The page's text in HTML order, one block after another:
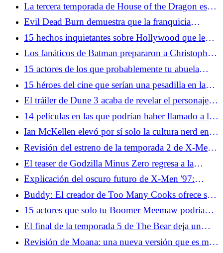
La tercera temporada de House of the Dragon es
terapéutica para los fanáticos de Game of Thrones
Evil Dead Burn demuestra que la franquicia
necesita más comedia
15 hechos inquietantes sobre Hollywood que le
recordarán su pasado cuestionable
Los fanáticos de Batman prepararon a Christopher
Nolan para las críticas a La Odisea
15 actores de los que probablemente tu abuela
estaba enamorada
15 héroes del cine que serían una pesadilla en la
vida real
El tráiler de Dune 3 acaba de revelar el personaje
más importante de la franquicia
14 películas en las que podrían haber llamado a la
policía
Ian McKellen elevó por sí solo la cultura nerd en la
década de 2000
Revisión del estreno de la temporada 2 de X-Men
'97: regreso al pasado, pero también al futuro y
más hacia el pasado
El teaser de Godzilla Minus Zero regresa a la
moraleja central de la franquicia
Explicación del oscuro futuro de X-Men '97:
Madre Askani, Nathan Summers, Apocalipsis y
más
Buddy: El creador de Too Many Cooks ofrece su
versión de terror de Barney
15 actores que solo tu Boomer Meemaw podría
nombrar
El final de la temporada 5 de The Bear deja un
spin-off convincente sobre la mesa
Revisión de Moana: una nueva versión que es muy